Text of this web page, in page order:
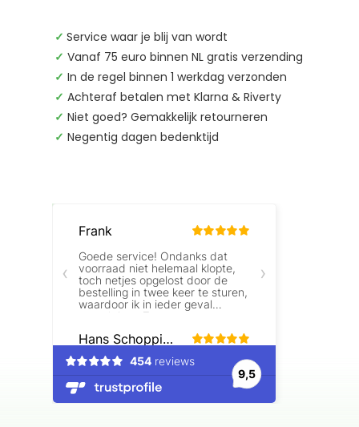
✓ Service waar je blij van wordt
✓ Vanaf 75 euro binnen NL gratis verzending
✓ In de regel binnen 1 werkdag verzonden
✓ Achteraf betalen met Klarna & Riverty
✓ Niet goed? Gemakkelijk retourneren
✓ Negentig dagen bedenktijd